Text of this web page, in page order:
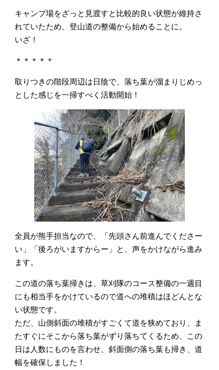
キャンプ場をざっと見渡すと比較的良い状態が維持さ
れていたため、登山道の整備から始めることに。
いざ！
＊＊＊＊＊
取りつきの階段周辺は日陰で、落ち葉が溜まりじめっ
とした感じを一掃すべく活動開始！
全員が熊手担当なので、「先頭さん前進んでくださー
い」「後ろがいますからー」と、声をかけながら進み
ます。
この道の落ち葉掃きは、草刈隊のコース整備の一週目
にも相当手をかけているので道への堆積はほどんとな
い状態です。
ただ、山側斜面の堆積がすごくて道を狭めており、ま
たすぐにそこから落ち葉がずり落ちてくるため、この
日は人数にものを言わせ、斜面側の落ち葉も掃き、道
幅を確保しました！